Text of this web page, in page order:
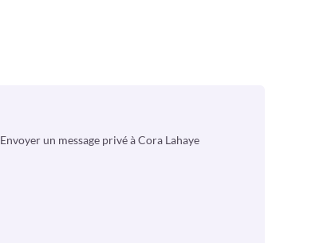
Envoyer un message privé à Cora Lahaye